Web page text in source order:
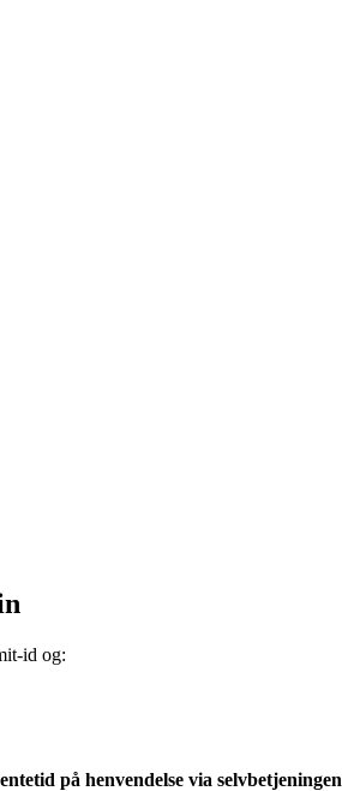
id og:
på henvendelse via selvbetjeningen